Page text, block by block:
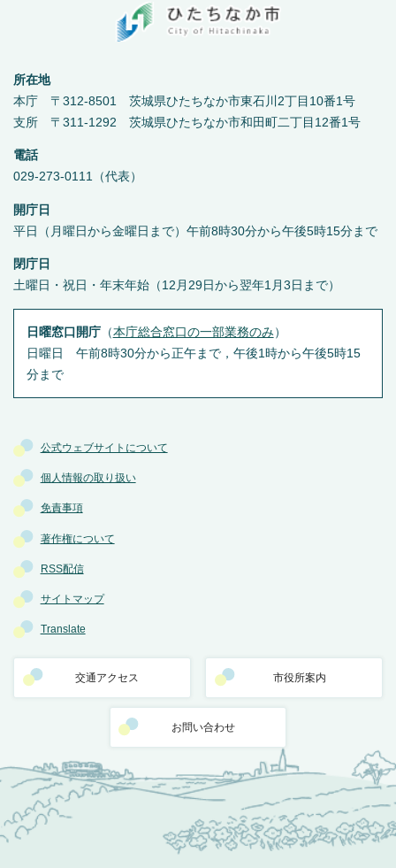
公式ウェブサイトについて
個人情報の取り扱い
免責事項
著作権について
RSS配信
サイトマップ
Translate
交通アクセス 市役所案内
お問い合わせ
所在地
本庁 〒312-8501 茨城県ひたちなか市東石川2丁目10番1号
支所 〒311-1292 茨城県ひたちなか市和田町二丁目12番1号
電話
029-273-0111（代表）
開庁日
平日（月曜日から金曜日まで）午前8時30分から午後5時15分まで
閉庁日
土曜日・祝日・年末年始（12月29日から翌年1月3日まで）
日曜窓口開庁（本庁総合窓口の一部業務のみ ）
日曜日 午前8時30分から正午まで，午後1時から午後5時15
分まで